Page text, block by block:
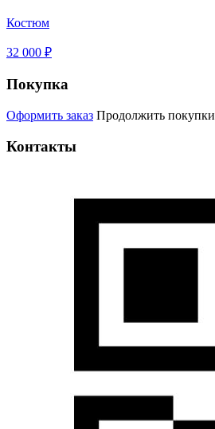
Костюм
32 000 ₽
Покупка
Оформить заказ Продолжить покупки
Контакты